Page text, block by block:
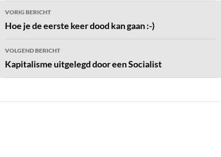
Bericht
navigatie
VORIG BERICHT
Hoe je de eerste keer dood kan gaan :-)
VOLGEND BERICHT
Kapitalisme uitgelegd door een Socialist